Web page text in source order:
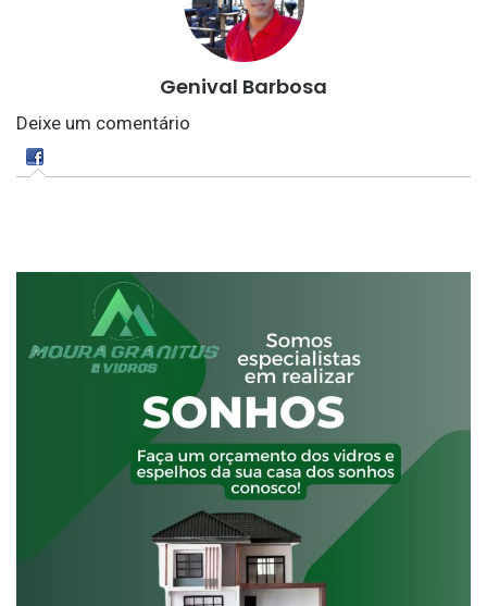
Genival Barbosa
Deixe um comentário